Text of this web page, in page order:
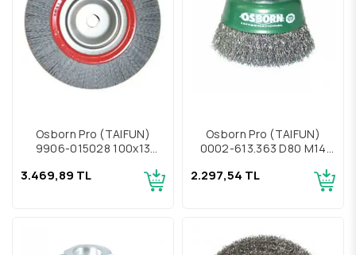
Osborn Pro (TAIFUN)
9906-015028 100x13
3.469,89 TL
Osborn Pro (TAIFUN)
0002-613.363 D80 M14
2.297,54 TL